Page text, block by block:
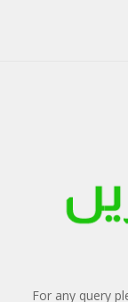
For any query